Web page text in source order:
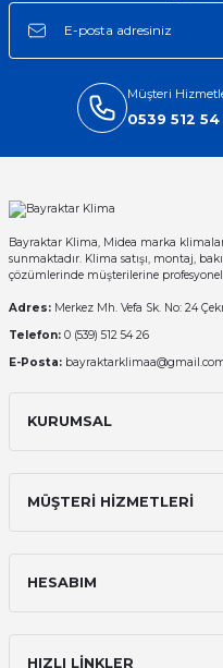
Müşteri
0539 512 54
Bayraktar Klima, Midea marka
sunmaktadır. Klima satışı, montaj,
çözümlerinde müşterilerine
Adres: Merkez Mh. Vefa Sk. No: 24
Telefon: 0 (539) 512 54 26
E-Posta:
KURUMSAL
MÜŞTERİ HİZMETLERİ
HESABIM
HIZLI LİNKLER